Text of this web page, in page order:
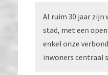
Al ruim 30 jaar zijn
stad, met een
enkel onze
inwoners centraal